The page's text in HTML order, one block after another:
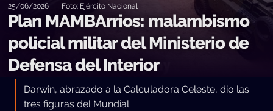
25/06/2026 | Foto: Ejército Nacional
Plan MAMBArrios: malambismo
policial militar del Ministerio de
Defensa del Interior
Darwin, abrazado a la Calculadora Celeste, dio las
tres figuras del Mundial.